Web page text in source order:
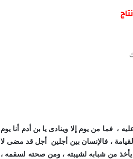
فما من يوم إلا وينادى يا بن أدم أنا يوم
، فالإنسان بين أجلين أجل قد مضى لا
يأخذ من شبابه لشيبته ، ومن صحته لسقمه ،